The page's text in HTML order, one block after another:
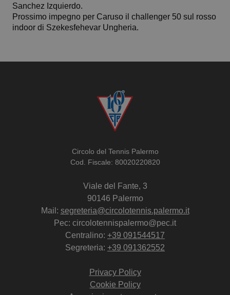
Sanchez Izquierdo.
Prossimo impegno per Caruso il challenger 50 sul rosso
indoor di Szekesfehevar Ungheria.
Circolo del Tennis Palermo
Cod. Fiscale: 80020220820
Viale del Fante, 3
90146 Palermo
Mail: segreteria@circolotennis.palermo.it
Pec: circolotennispalermo@pec.it
Centralino: +39 091544517
Segreteria: +39 091362552
Privacy Policy
Cookie Policy